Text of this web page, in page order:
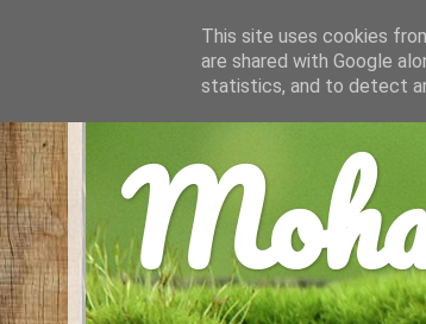
This site uses cookies
are shared with Google
statistics, and to detect